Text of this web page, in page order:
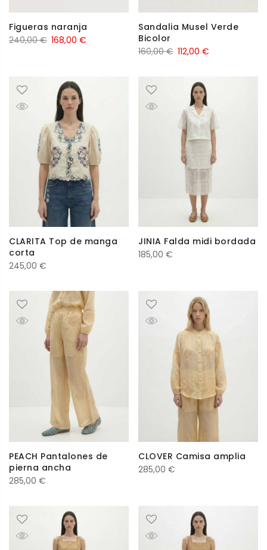
Figueras naranja
240,00€ El
era:
240,00 €.
168,00 €
Sandalia Musel Verde
Bicolor
160,00€ El
original
era:
160,00 €.
112,00 €
112,00 €.
CLARITA Top de manga
corta
245,00 €
JINIA Falda midi bordada
185,00 €
PEACH Pantalones de
pierna ancha
285,00 €
CLOVER Camisa amplia
285,00 €